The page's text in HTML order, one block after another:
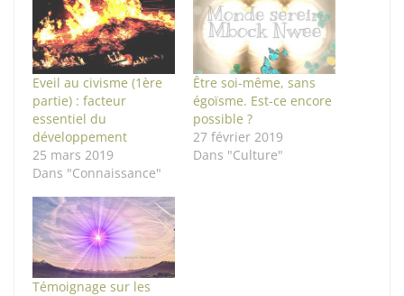
Eveil au civisme (1ère
partie) : facteur
essentiel du
développement
25 mars 2019
Dans "Connaissance"
Être soi-même, sans
égoïsme. Est-ce encore
possible ?
27 février 2019
Dans "Culture"
Témoignage sur les